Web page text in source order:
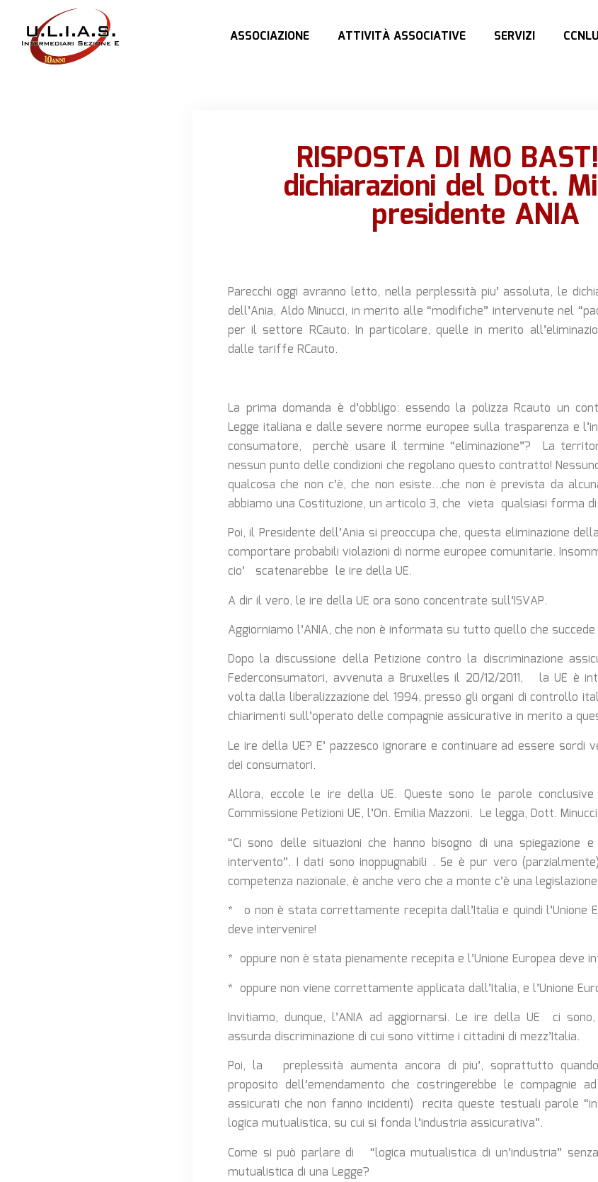
ASSOCIAZIONE ATTIVITÀ ASSOCIATIVE SERVIZI
RISPOSTA DI MO
dichiarazioni del Dott.
presidente ANIA
Parecchi oggi avranno letto, nella perplessità piu’ assoluta, le
dell’Ania, Aldo Minucci, in merito alle “modifiche” intervenute nel
per il settore RCauto. In particolare, quelle in merito
dalle tariffe RCauto.
La prima domanda è d’obbligo: essendo la polizza Rcauto un
Legge italiana e dalle severe norme europee sulla trasparenza e
consumatore, perchè usare il termine “eliminazione”? La
nessun punto delle condizioni che regolano questo contratto!
qualcosa che non c’è, che non esiste…che non è prevista da
abbiamo una Costituzione, un articolo 3, che vieta qualsiasi forma di
Poi, il Presidente dell’Ania si preoccupa che, questa eliminazione
comportare probabili violazioni di norme europee comunitarie.
cio’ scatenarebbe le ire della UE.
A dir il vero, le ire della UE ora sono concentrate sull’ISVAP.
Aggiorniamo l’ANIA, che non è informata su tutto quello che succede
Dopo la discussione della Petizione contro la discriminazione
Federconsumatori, avvenuta a Bruxelles il 20/12/2011, la UE è
volta dalla liberalizzazione del 1994, presso gli organi di controllo
chiarimenti sull’operato delle compagnie assicurative in merito a
Le ire della UE? E’ pazzesco ignorare e continuare ad essere
dei consumatori.
Allora, eccole le ire della UE. Queste sono le parole
Commissione Petizioni UE, l’On. Emilia Mazzoni. Le legga, Dott.
“Ci sono delle situazioni che hanno bisogno di una spiegazione
intervento”. I dati sono inoppugnabili . Se è pur vero
competenza nazionale, è anche vero che a monte c’è una
* o non è stata correttamente recepita dall’Italia e quindi l’Unione
deve intervenire!
* oppure non è stata pienamente recepita e l’Unione Europea deve
* oppure non viene correttamente applicata dall’Italia, e l’Unione
Invitiamo, dunque, l’ANIA ad aggiornarsi. Le ire della UE ci
assurda discriminazione di cui sono vittime i cittadini di mezz’Italia.
Poi, la preplessità aumenta ancora di piu’, soprattutto
proposito dell’emendamento che costringerebbe le
assicurati che non fanno incidenti) recita queste testuali parole
logica mutualistica, su cui si fonda l’industria assicurativa”.
Come si può parlare di “logica mutualistica di un’industria”
mutualistica di una Legge?